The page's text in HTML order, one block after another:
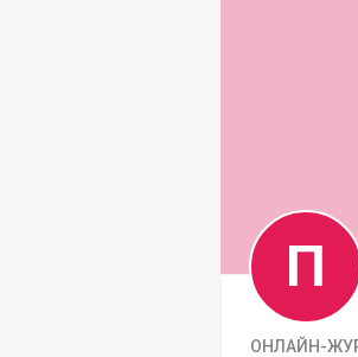
П
ОНЛАЙН-